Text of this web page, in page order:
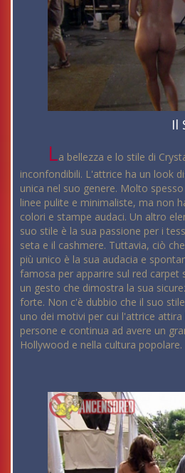
Il
La bellezza e lo stile di
inconfondibili. L'attrice ha un look
unica nel suo genere. Molto
linee pulite e minimaliste, ma non
colori e stampe audaci. Un altro
suo stile è la sua passione per i
seta e il cashmere. Tuttavia, ciò
più unico è la sua audacia e
famosa per apparire sul red carpet
un gesto che dimostra la sua
forte. Non c'è dubbio che il suo
uno dei motivi per cui l'attrice
persone e continua ad avere un
Hollywood e nella cultura popolare.